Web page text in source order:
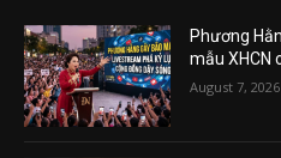
Phương
mẫu XHCN
August 7, 2026